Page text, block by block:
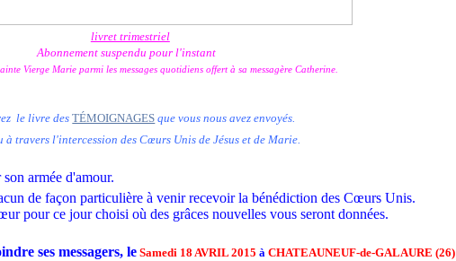
livret trimestriel
Abonnement suspendu pour l'instant
Vierge Marie parmi les messages quotidiens offert à sa messagère Catherine.
le livre desTÉMOIGNAGES que vous nous avez envoyés.
travers l'intercession des Cœurs Unis de Jésus et de Marie.
armée d'amour.
de façon particulière à venir recevoir la bénédiction des Cœurs Unis.
pour ce jour choisi où des grâces nouvelles vous seront données.
ses messagers, le Samedi 18 AVRIL 2015à CHATEAUNEUF-de-GALAURE (26)